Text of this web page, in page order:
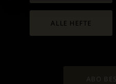
ALLE HEFTE
ABO